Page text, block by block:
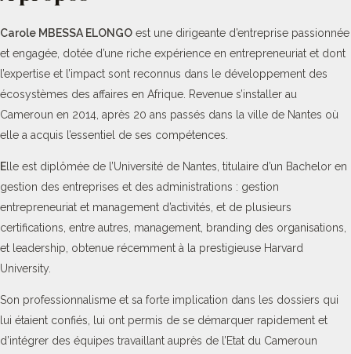
Carole MBESSA ELONGO est une dirigeante d’entreprise passionnée
et engagée, dotée d’une riche expérience en entrepreneuriat et dont
l’expertise et l’impact sont reconnus dans le développement des
écosystèmes des affaires en Afrique. Revenue s’installer au
Cameroun en 2014, après 20 ans passés dans la ville de Nantes où
elle a acquis l’essentiel de ses compétences.
E lle est diplômée de l’Université de Nantes, titulaire d’un Bachelor en
gestion des entreprises et des administrations : gestion
entrepreneuriat et management d’activités, et de plusieurs
certifications, entre autres, management, branding des organisations,
et leadership, obtenue récemment à la prestigieuse Harvard
University.
Son professionnalisme et sa forte implication dans les dossiers qui
lui étaient confiés, lui ont permis de se démarquer rapidement et
d’intégrer des équipes travaillant auprès de l’Etat du Cameroun